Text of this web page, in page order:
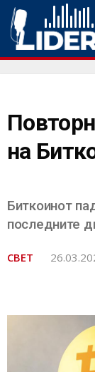
на
Биткоинот
последните
СВЕТ